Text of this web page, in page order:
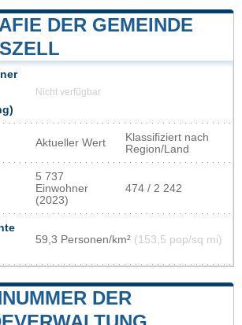
DER GEMEINDE
Nicht verfügbar
Aktueller Wert
Klassifiziert nach
Region/Land
5 737
Einwohner
(2023)
474 / 2 242
59,3 Personen/km² (153,5 pop/sq mi)
DER